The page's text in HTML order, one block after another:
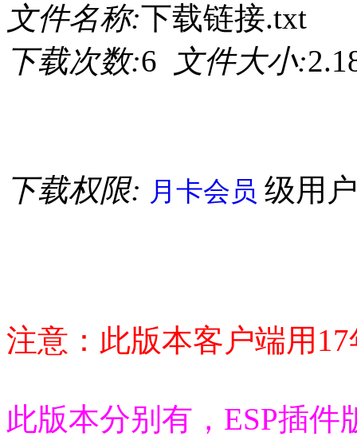
文件名称:下载链接.txt
下载次数:6 文件大小:
下载权限: 月卡会员 级用
注意：此版本客户端用
此版本分别有，ESP插